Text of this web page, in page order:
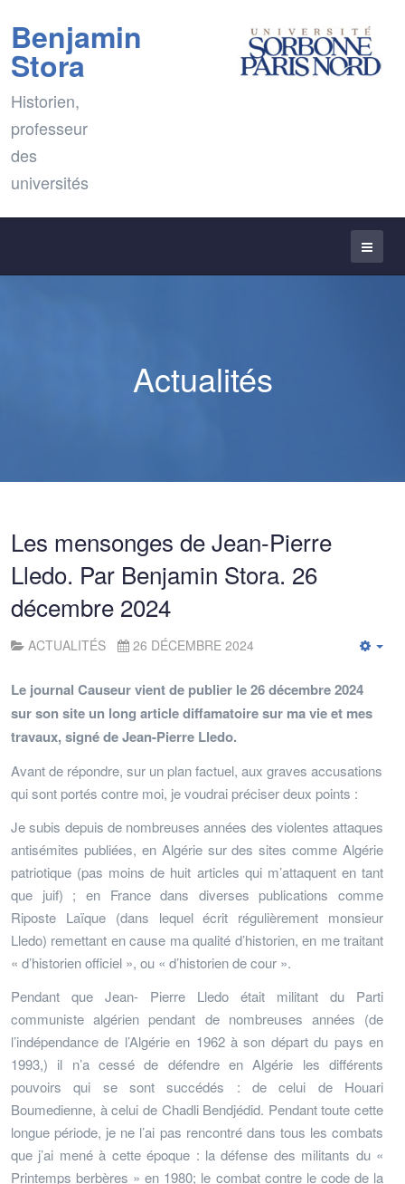
Benjamin
Stora
Historien,
professeur
des
universités
Actualités
Les mensonges de Jean-Pierre
Lledo. Par Benjamin Stora. 26
décembre 2024
ACTUALITÉS
26 DÉCEMBRE 2024
Le journal Causeur vient de publier le 26 décembre 2024
sur son site un long article diffamatoire sur ma vie et mes
travaux, signé de Jean-Pierre Lledo.
Avant de répondre, sur un plan factuel, aux graves accusations
qui sont portés contre moi, je voudrai préciser deux points :
Je subis depuis de nombreuses années des violentes attaques
antisémites publiées, en Algérie sur des sites comme Algérie
patriotique (pas moins de huit articles qui m’attaquent en tant
que juif) ; en France dans diverses publications comme
Riposte Laïque (dans lequel écrit régulièrement monsieur
Lledo) remettant en cause ma qualité d’historien, en me traitant
« d’historien officiel », ou « d’historien de cour ».
Pendant que Jean- Pierre Lledo était militant du Parti
communiste algérien pendant de nombreuses années (de
l’indépendance de l’Algérie en 1962 à son départ du pays en
1993,) il n’a cessé de défendre en Algérie les différents
pouvoirs qui se sont succédés : de celui de Houari
Boumedienne, à celui de Chadli Bendjédid. Pendant toute cette
longue période, je ne l’ai pas rencontré dans tous les combats
que j’ai mené à cette époque : la défense des militants du «
Printemps berbères » en 1980; le combat contre le code de la